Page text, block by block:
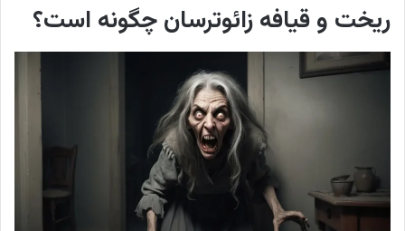
ریخت و قیافه زائوترسان چگونه است؟